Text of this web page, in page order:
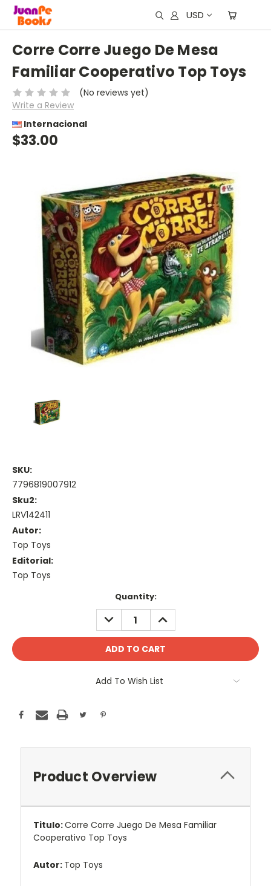
USD
Corre Corre Juego De Mesa
Familiar Cooperativo Top Toys
(No reviews yet)
Write a Review
Internacional
$33.00
SKU:
7796819007912
Sku2:
LRV142411
Autor:
Top Toys
Editorial:
Top Toys
Quantity:
DECREASE
QUANTITY:
INCREASE
QUANTITY:
Add To Wish List
Product Overview
Titulo:Corre Corre Juego De Mesa Familiar
Cooperativo Top Toys
Autor: Top Toys